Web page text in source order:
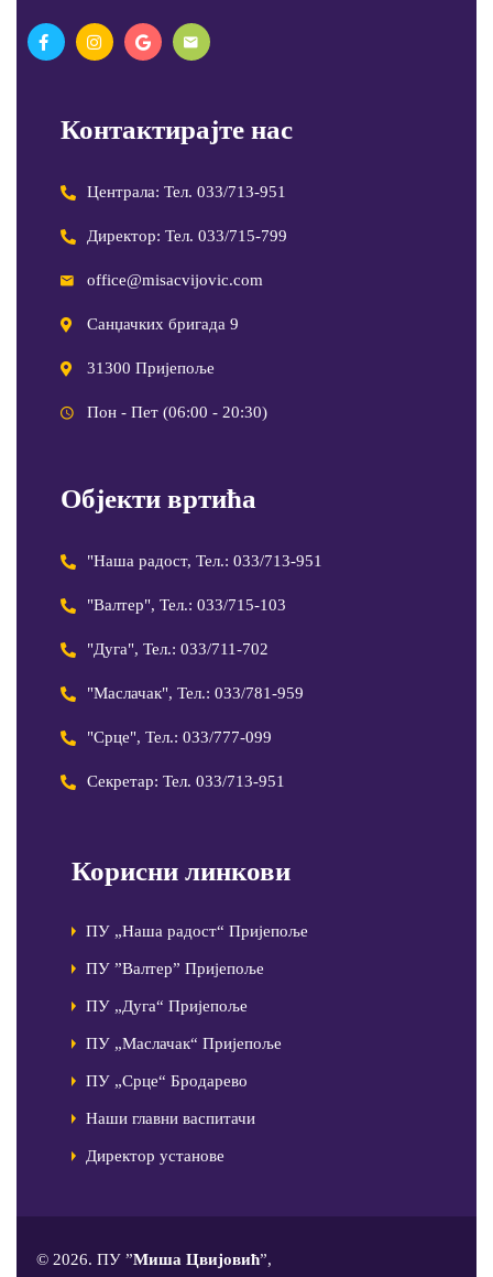
Контактирајте нас
Централа: Тел. 033/713-951
Директор: Тел. 033/715-799
office@misacvijovic.com
Санџачких бригада 9
31300 Пријепоље
Пон - Пет (06:00 - 20:30)
Објекти вртића
"Наша радост, Тел.: 033/713-951
"Валтер", Тел.: 033/715-103
"Дуга", Тел.: 033/711-702
"Маслачак", Тел.: 033/781-959
"Срце", Тел.: 033/777-099
Секретар: Тел. 033/713-951
Корисни линкови
ПУ „Наша радост“ Пријепоље
ПУ ”Валтер” Пријепоље
ПУ „Дуга“ Пријепоље
ПУ „Маслачак“ Пријепоље
ПУ „Срце“ Бродарево
Наши главни васпитачи
Директор установе
© 2026. ПУ ”Миша Цвијовић”,